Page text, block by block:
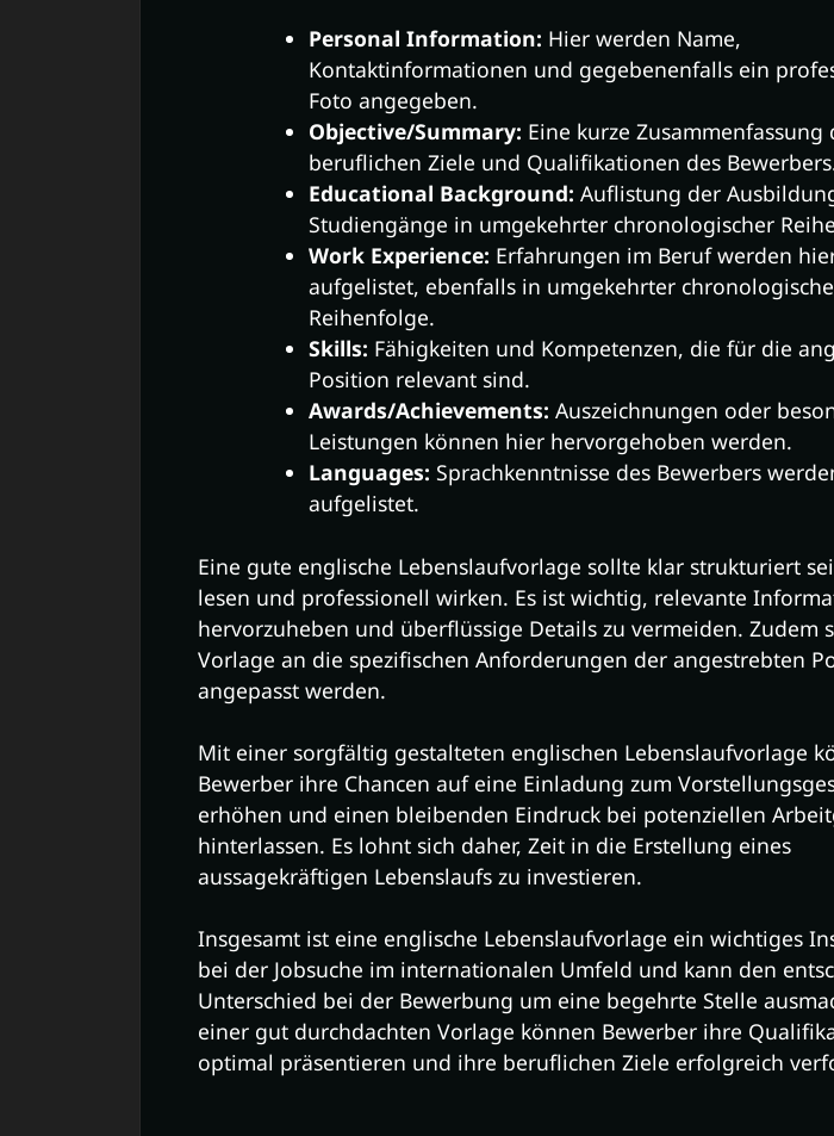
Personal Information: Hier werden Name,
Kontaktinformationen und gegebenenfalls ein
Foto angegeben.
Objective/Summary: Eine kurze Zusammenfassung
beruflichen Ziele und Qualifikationen des
Educational Background: Auflistung der
Studiengänge in umgekehrter chronologischer
Work Experience: Erfahrungen im Beruf werden
aufgelistet, ebenfalls in umgekehrter
Reihenfolge.
Skills: Fähigkeiten und Kompetenzen, die für die
Position relevant sind.
Awards/Achievements: Auszeichnungen oder
Leistungen können hier hervorgehoben werden.
Languages: Sprachkenntnisse des Bewerbers
aufgelistet.
Eine gute englische Lebenslaufvorlage sollte klar strukturiert
lesen und professionell wirken. Es ist wichtig, relevante
hervorzuheben und überflüssige Details zu vermeiden. Zudem
Vorlage an die spezifischen Anforderungen der angestrebten
angepasst werden.
Mit einer sorgfältig gestalteten englischen Lebenslaufvorlage
Bewerber ihre Chancen auf eine Einladung zum
erhöhen und einen bleibenden Eindruck bei potenziellen
hinterlassen. Es lohnt sich daher, Zeit in die Erstellung eines
aussagekräftigen Lebenslaufs zu investieren.
Insgesamt ist eine englische Lebenslaufvorlage ein wichtiges
bei der Jobsuche im internationalen Umfeld und kann den
Unterschied bei der Bewerbung um eine begehrte Stelle
einer gut durchdachten Vorlage können Bewerber ihre
optimal präsentieren und ihre beruflichen Ziele erfolgreich